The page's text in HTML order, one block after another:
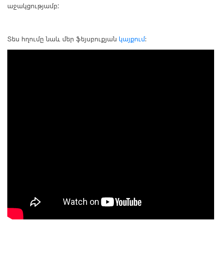
աջակցությամբ:
Տես հղումը նաև մեր ֆեյսբուքյան կայքում։